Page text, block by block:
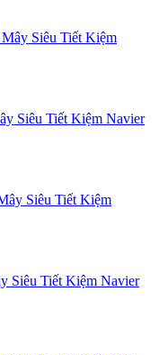
Siêu Tiết Kiệm Navier
Siêu Tiết Kiệm Navier